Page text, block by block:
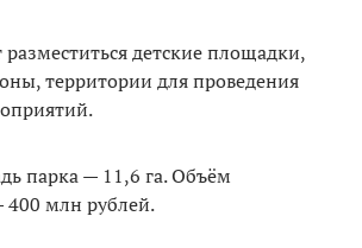
детские площадки,
территории для проведения
парка — 11,6 га. Объём
млн рублей.